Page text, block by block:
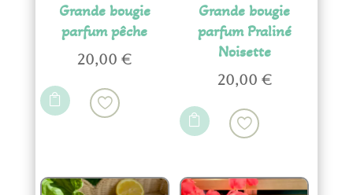
Grande bougie
parfum pêche
20,00€

Grande bougie
parfum Praliné
Noisette
20,00 €
